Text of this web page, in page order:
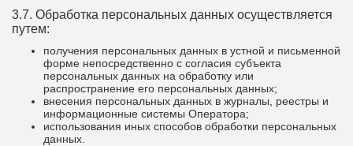
3.7. Обработка персональных данных осуществляется
путем:
получения персональных данных в устной и письменной
форме непосредственно с согласия субъекта
персональных данных на обработку или
распространение его персональных данных;
внесения персональных данных в журналы, реестры и
информационные системы Оператора;
использования иных способов обработки персональных
данных.